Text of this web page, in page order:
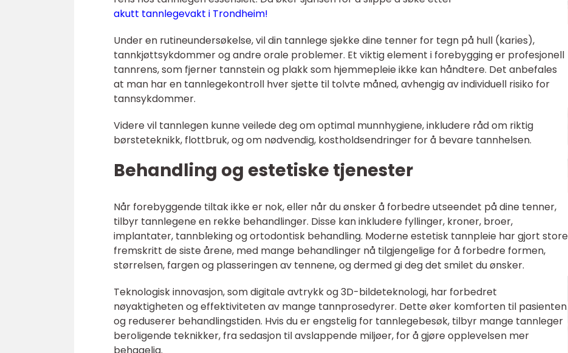
akutt tannlegevakt i Trondheim!
Under en rutineundersøkelse, vil din tannlege sjekke dine tenner for tegn på hull (karies),
tannkjøttsykdommer og andre orale problemer. Et viktig element i forebygging er profesjonell
tannrens, som fjerner tannstein og plakk som hjemmepleie ikke kan håndtere. Det anbefales
at man har en tannlegekontroll hver sjette til tolvte måned, avhengig av individuell risiko for
tannsykdommer.
Videre vil tannlegen kunne veilede deg om optimal munnhygiene, inkludere råd om riktig
børsteteknikk, flottbruk, og om nødvendig, kostholdsendringer for å bevare tannhelsen.
Behandling og estetiske tjenester
Når forebyggende tiltak ikke er nok, eller når du ønsker å forbedre utseendet på dine tenner,
tilbyr tannlegene en rekke behandlinger. Disse kan inkludere fyllinger, kroner, broer,
implantater, tannbleking og ortodontisk behandling. Moderne estetisk tannpleie har gjort store
fremskritt de siste årene, med mange behandlinger nå tilgjengelige for å forbedre formen,
størrelsen, fargen og plasseringen av tennene, og dermed gi deg det smilet du ønsker.
Teknologisk innovasjon, som digitale avtrykk og 3D-bildeteknologi, har forbedret
nøyaktigheten og effektiviteten av mange tannprosedyrer. Dette øker komforten til pasienten
og reduserer behandlingstiden. Hvis du er engstelig for tannlegebesøk, tilbyr mange tannleger
beroligende teknikker, fra sedasjon til avslappende miljøer, for å gjøre opplevelsen mer